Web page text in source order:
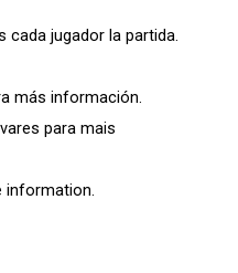
cada jugador la partida.
más información.
para mais
information.